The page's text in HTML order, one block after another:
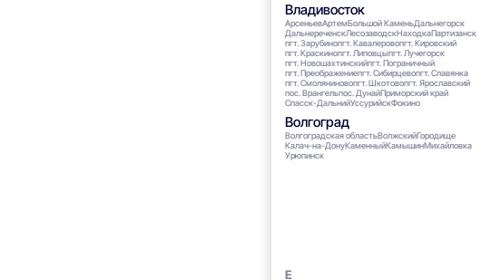
Владивосток
АрсеньевАртемБольшой КаменьДальнегорск
ДальнереченскЛесозаводскНаходкаПартизанск
пгт. Зарубинопгт. Кавалеровопгт. Кировский
пгт. Краскинопгт. Липовцыпгт. Лучегорск
пгт. Новошахтинскийпгт. Пограничный
пгт. Преображениепгт. Сибирцевопгт. Славянка
пгт. Смоляниновопгт. Шкотовопгт. Ярославский
пос. Врангельпос. ДунайПриморский край
Спасск-ДальнийУссурийскФокино
Волгоград
Волгоградская областьВолжскийГородище
Калач-на-ДонуКаменныйКамышинМихайловка
Урюпинск